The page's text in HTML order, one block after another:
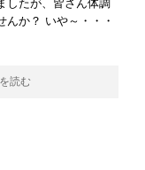
したが、皆さん体調
んか？ いや～・・・
読む